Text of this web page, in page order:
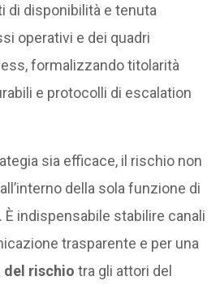
di disponibilità e tenuta
operativi e dei quadri
formalizzando titolarità
e protocolli di escalation
sia efficace, il rischio non
della sola funzione di
indispensabile stabilire canali
trasparente e per una
del rischio tra gli attori del